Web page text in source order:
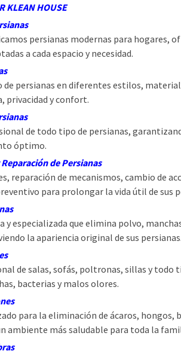
KLEAN HOUSE
persianas modernas para hogares,
a cada espacio y necesidad.
persianas en diferentes estilos,
privacidad y confort.
de todo tipo de persianas,
óptimo.
de Persianas
reparación de mecanismos, cambio de
para prolongar la vida útil de sus
y especializada que elimina polvo,
la apariencia original de sus persianas.
de salas, sofás, poltronas, sillas y todo
bacterias y malos olores.
para la eliminación de ácaros, hongos,
ambiente más saludable para toda la